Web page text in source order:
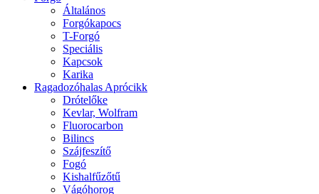
Általános
Forgókapocs
T-Forgó
Speciális
Kapcsok
Karika
Ragadozóhalas Aprócikk
Drótelőke
Kevlar, Wolfram
Fluorocarbon
Bilincs
Szájfeszítő
Fogó
Kishalfűzőtű
Vágóhorog